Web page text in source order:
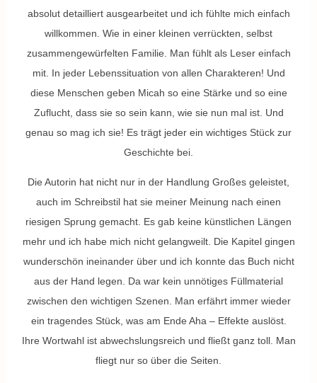
absolut detailliert ausgearbeitet und ich fühlte mich einfach
willkommen. Wie in einer kleinen verrückten, selbst
zusammengewürfelten Familie. Man fühlt als Leser einfach
mit. In jeder Lebenssituation von allen Charakteren! Und
diese Menschen geben Micah so eine Stärke und so eine
Zuflucht, dass sie so sein kann, wie sie nun mal ist. Und
genau so mag ich sie! Es trägt jeder ein wichtiges Stück zur
Geschichte bei.
Die Autorin hat nicht nur in der Handlung Großes geleistet,
auch im Schreibstil hat sie meiner Meinung nach einen
riesigen Sprung gemacht. Es gab keine künstlichen Längen
mehr und ich habe mich nicht gelangweilt. Die Kapitel gingen
wunderschön ineinander über und ich konnte das Buch nicht
aus der Hand legen. Da war kein unnötiges Füllmaterial
zwischen den wichtigen Szenen. Man erfährt immer wieder
ein tragendes Stück, was am Ende Aha – Effekte auslöst.
Ihre Wortwahl ist abwechslungsreich und fließt ganz toll. Man
fliegt nur so über die Seiten.